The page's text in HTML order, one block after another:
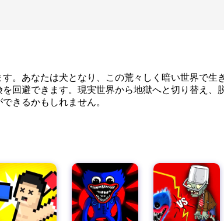
あやねクエスト2
。あなたは犬となり、この荒々しく暗い世界で生
回避できます。現実世界から地獄へと切り替え、
きるかもしれません。